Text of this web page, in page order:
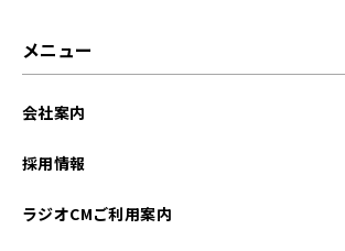
メニュー
会社案内
採用情報
ラジオCMご利用案内